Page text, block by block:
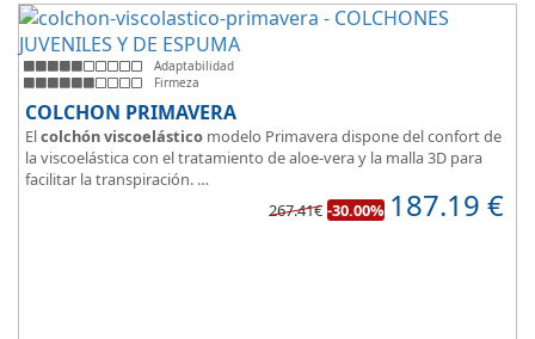
Adaptabilidad
Firmeza
COLCHON PRIMAVERA
Elcolchón viscoelástico modelo Primavera dispone del confort de
la viscoelástica con el tratamiento de aloe-vera y la malla 3D para
facilitar la transpiración.
Según medida del colchón estamos hablando tanto de un colchón
267.41€ -30.00% 187.19 €